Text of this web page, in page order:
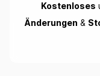
Kostenloses
Änderungen &